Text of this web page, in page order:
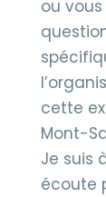
ou
cette
Mont-
Je suis
écoute